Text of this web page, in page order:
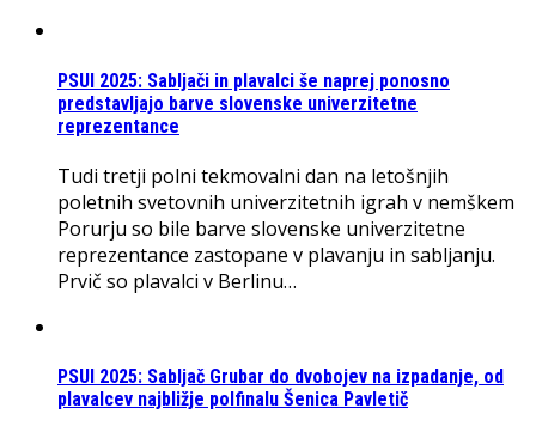
PSUI 2025: Sabljači in plavalci še naprej ponosno
predstavljajo barve slovenske univerzitetne
reprezentance
Tudi tretji polni tekmovalni dan na letošnjih
poletnih svetovnih univerzitetnih igrah v nemškem
Porurju so bile barve slovenske univerzitetne
reprezentance zastopane v plavanju in sabljanju.
Prvič so plavalci v Berlinu…
PSUI 2025: Sabljač Grubar do dvobojev na izpadanje, od
plavalcev najbližje polfinalu Šenica Pavletič